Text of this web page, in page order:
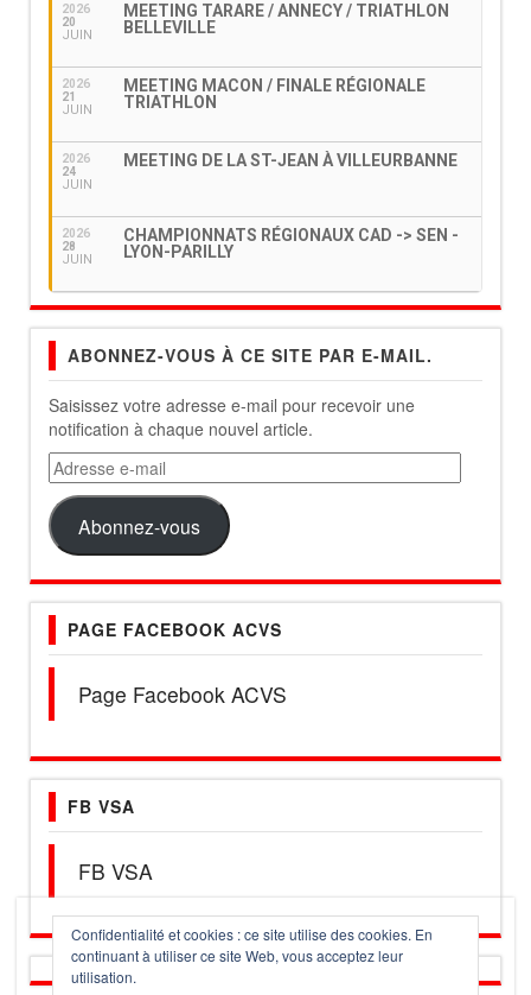
Confidentialité et cookies : ce site utilise des cookies. En
continuant à utiliser ce site Web, vous acceptez leur
utilisation.
2026
20
JUIN
MEETING TARARE / ANNECY / TRIATHLON
BELLEVILLE
2026
21
JUIN
MEETING MACON / FINALE RÉGIONALE
TRIATHLON
2026
24
JUIN
MEETING DE LA ST-JEAN À VILLEURBANNE
2026
28
JUIN
CHAMPIONNATS RÉGIONAUX CAD -> SEN -
LYON-PARILLY
ABONNEZ-VOUS À CE SITE PAR E-MAIL.
Saisissez votre adresse e-mail pour recevoir une
notification à chaque nouvel article.
Adresse
e-
mail
Abonnez-vous
PAGE FACEBOOK ACVS
Page Facebook ACVS
FB VSA
FB VSA